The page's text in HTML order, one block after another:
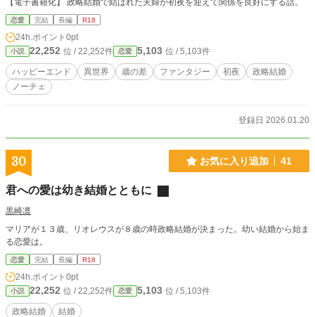
【電子書籍化】 政略結婚で結ばれた夫婦が初夜を迎えて関係を良好にする話。
恋愛 完結 長編 R18
24h.ポイント 0pt
小説 22,252 位 / 22,252件 恋愛 5,103 位 / 5,103件
ハッピーエンド 異世界 歳の差 ファンタジー 初夜
政略結婚
ノーチェ
登録日 2026.01.20
30 お気に入り追加 41
君への愛は幼き結婚とともに
黒崎凛
マリアが１３歳、リオレウスが８歳の時政略結婚が決まった。幼い結婚から始ま
る恋愛は。
恋愛 完結 長編 R18
24h.ポイント 0pt
小説 22,252 位 / 22,252件 恋愛 5,103 位 / 5,103件
政略結婚 結婚